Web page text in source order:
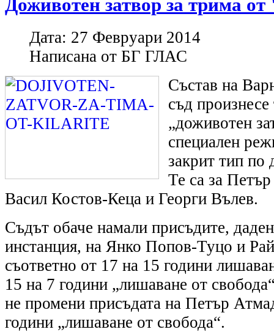
Доживотен затвор за трима
Дата: 27 Февруари 2014
Написана от БГ ГЛАС
Състав на
съд
„доживотен
специален
закрит тип по
Те са за
Васил Костов-Кеца и Георги Вълев.
Съдът обаче намали присъдите,
инстанция, на Янко Попов-Туцо и
съответно от 17 на 15 години
15 на 7 години „лишаване от
не промени присъдата на Петър
години „лишаване от свобода“.